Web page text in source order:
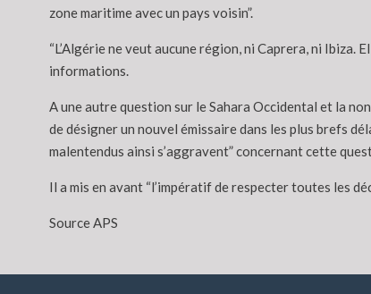
zone maritime avec un pays voisin”.
“L’Algérie ne veut aucune région, ni Caprera, ni Ibiza.
informations.
A une autre question sur le Sahara Occidental et la
de désigner un nouvel émissaire dans les plus brefs
malentendus ainsi s’aggravent” concernant cette
Il a mis en avant “l’impératif de respecter toutes les
Source APS